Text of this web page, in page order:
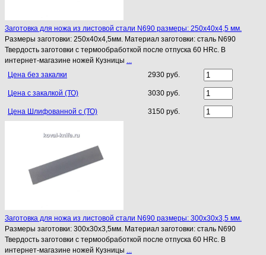
Заготовка для ножа из листовой стали N690 размеры: 250х40х4,5 мм.
Размеры заготовки: 250х40х4,5мм. Материал заготовки: сталь N690
Твердость заготовки с термообработкой после отпуска 60 HRc. В
интернет-магазине ножей Кузницы ...
Цена без закалки
2930 руб.
Цена с закалкой (ТО) 3030 руб.
Цена Шлифованной с (ТО) 3150 руб.
Заготовка для ножа из листовой стали N690 размеры: 300х30х3,5 мм.
Размеры заготовки: 300х30х3,5мм. Материал заготовки: сталь N690
Твердость заготовки с термообработкой после отпуска 60 HRc. В
интернет-магазине ножей Кузницы ...